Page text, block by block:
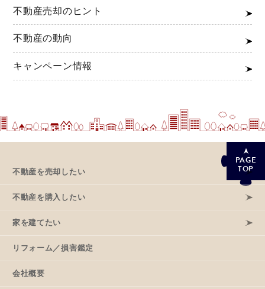
不動産売却のヒント
不動産の動向
キャンペーン情報
PAGE
TOP
不動産を売却したい
不動産を購入したい
家を建てたい
リフォーム／損害鑑定
会社概要